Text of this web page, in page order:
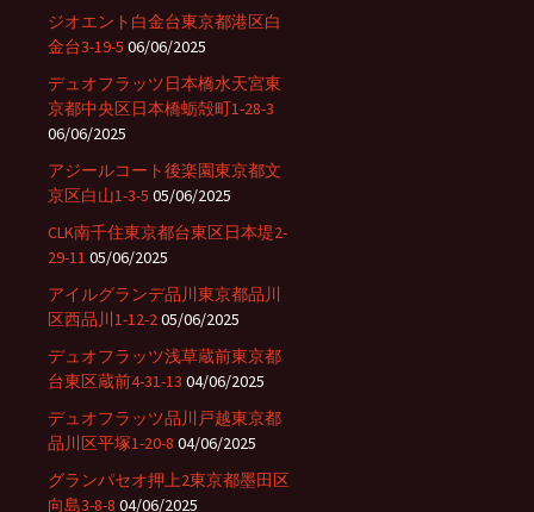
ジオエント白金台東京都港区白
金台3-19-5 06/06/2025
デュオフラッツ日本橋水天宮東
京都中央区日本橋蛎殻町1-28-3
06/06/2025
アジールコート後楽園東京都文
京区白山1-3-5 05/06/2025
CLK南千住東京都台東区日本堤2-
29-11 05/06/2025
アイルグランデ品川東京都品川
区西品川1-12-205/06/2025
デュオフラッツ浅草蔵前東京都
台東区蔵前4-31-13 04/06/2025
デュオフラッツ品川戸越東京都
品川区平塚1-20-8 04/06/2025
グランパセオ押上2東京都墨田区
向島3-8-8 04/06/2025